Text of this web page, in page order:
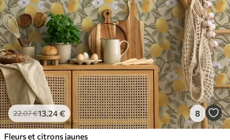
22.07€13.24€ 8
Fleurs et citrons jaunes